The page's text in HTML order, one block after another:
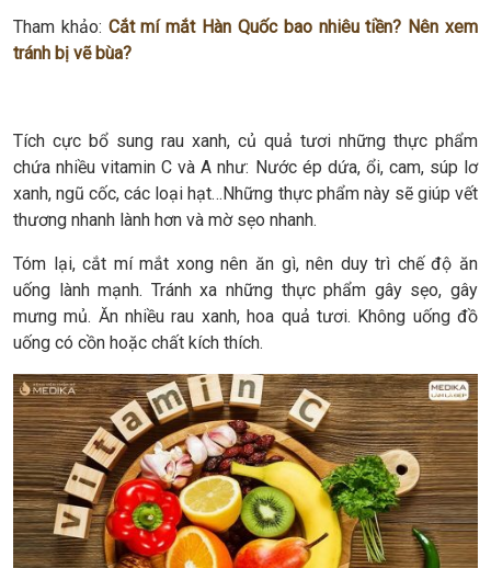
Tham khảo: Cắt mí mắt Hàn Quốc bao nhiêu tiền? Nên xem
tránh bị vẽ bùa?
Tích cực bổ sung rau xanh, củ quả tươi những thực phẩm
chứa nhiều vitamin C và A như: Nước ép dứa, ổi, cam, súp lơ
xanh, ngũ cốc, các loại hạt…Những thực phẩm này sẽ giúp vết
thương nhanh lành hơn và mờ sẹo nhanh.
Tóm lại, cắt mí mắt xong nên ăn gì, nên duy trì chế độ ăn
uống lành mạnh. Tránh xa những thực phẩm gây sẹo, gây
mưng mủ. Ăn nhiều rau xanh, hoa quả tươi. Không uống đồ
uống có cồn hoặc chất kích thích.